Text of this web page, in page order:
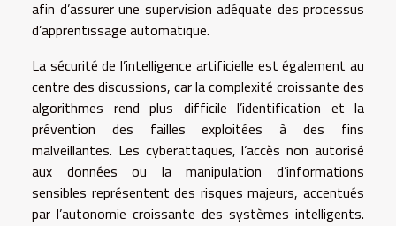
afin d’assurer une supervision adéquate des processus
d’apprentissage automatique.
La sécurité de l’intelligence artificielle est également au
centre des discussions, car la complexité croissante des
algorithmes rend plus difficile l’identification et la
prévention des failles exploitées à des fins
malveillantes. Les cyberattaques, l’accès non autorisé
aux données ou la manipulation d’informations
sensibles représentent des risques majeurs, accentués
par l’autonomie croissante des systèmes intelligents.